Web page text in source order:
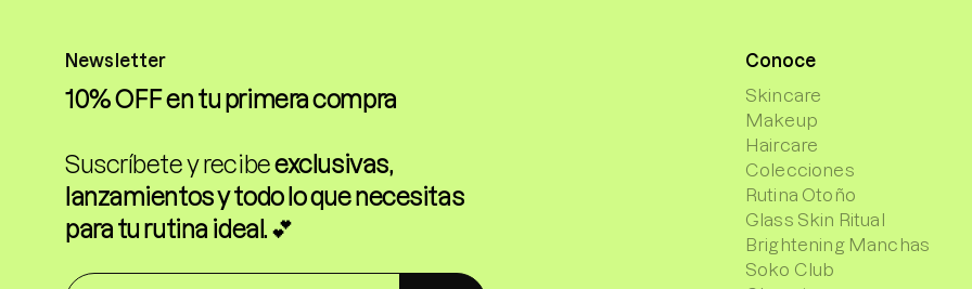
Newsletter
10% OFF en tu primera compra
Suscríbete y recibeexclusivas,
lanzamientos y todo lo que necesitas
para tu rutina ideal.💕
Conoce
Skincare
Makeup
Haircare
Colecciones
Rutina Otoño
Glass Skin Ritual
Brightening Manchas
Soko Club